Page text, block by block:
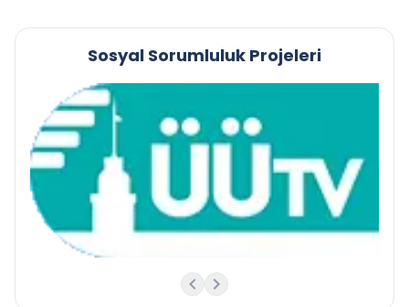
Sosyal Sorumluluk Projeleri